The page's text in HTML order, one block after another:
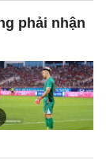
phải nhận